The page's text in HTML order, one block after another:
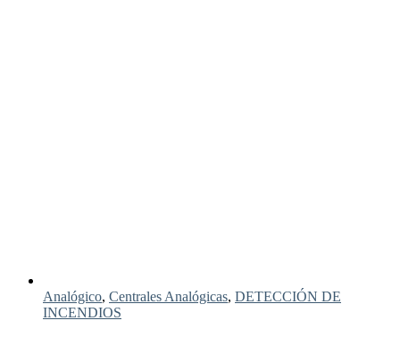
Analógico, Centrales Analógicas, DETECCIÓN DE
INCENDIOS